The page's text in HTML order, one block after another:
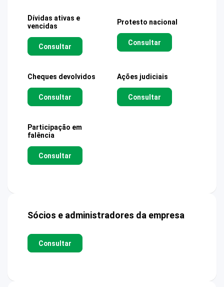
Dívidas ativas e
vencidas
Consultar
Protesto nacional
Consultar
Cheques devolvidos
Consultar
Ações judiciais
Consultar
Participação em
falência
Consultar
Sócios e administradores da empresa
Consultar